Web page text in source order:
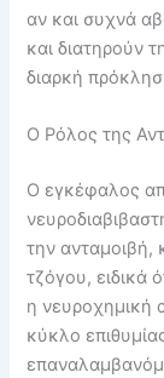
αν και συχνά
και διατηρούν
διαρκή
Ο Ρόλος της
Ο εγκέφαλος
την ανταμοιβή,
τζόγου, ειδικά
η νευροχημική
κύκλο